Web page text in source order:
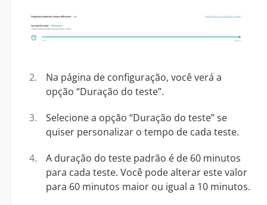
Na página de configuração, você verá a
opção “Duração do teste”.
Selecione a opção “Duração do teste” se
quiser personalizar o tempo de cada teste.
A duração do teste padrão é de 60 minutos
para cada teste. Você pode alterar este valor
para 60 minutos maior ou igual a 10 minutos.